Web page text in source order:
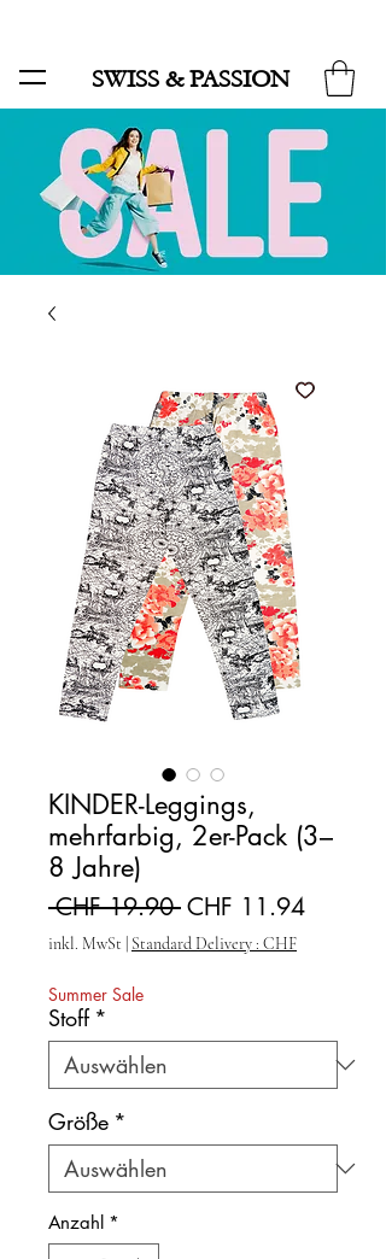
SWISS & PASSION
KINDER-Leggings,
mehrfarbig, 2er-Pack (3–
8 Jahre)
CHF 19.90 Standardpreis
CHF 11.94Sale-Preis
inkl. MwSt Standard Delivery : CHF
Summer Sale
Stoff *
Größe *
Anzahl *